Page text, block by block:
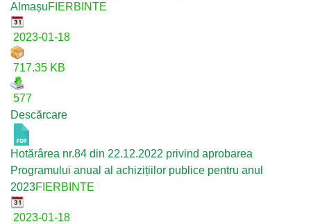
AlmașuFIERBINTE
2023-01-18
717.35 KB
577
Descărcare
Hotărârea nr.84 din 22.12.2022 privind aprobarea
Programului anual al achizițiilor publice pentru anul
2023FIERBINTE
2023-01-18